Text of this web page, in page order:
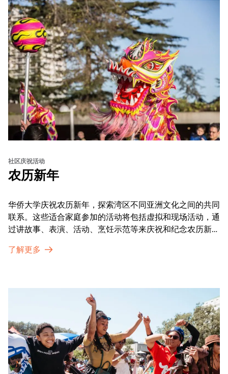
社区庆祝活动
农历新年
华侨大学庆祝农历新年，探索湾区不同亚洲文化之间的共同
联系。这些适合家庭参加的活动将包括虚拟和现场活动，通
过讲故事、表演、活动、烹饪示范等来庆祝和纪念农历新年
通过亲身参与和虚拟的治疗圈来相互支持。
了解更多